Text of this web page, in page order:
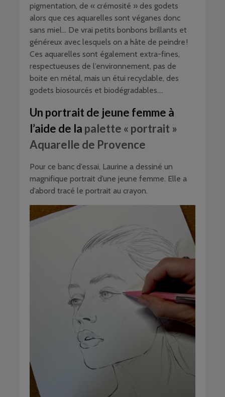
pigmentation, de « crémosité » des godets
alors que ces aquarelles sont véganes donc
sans miel… De vrai petits bonbons brillants et
généreux avec lesquels on a hâte de peindre !
Ces aquarelles sont également extra-fines,
respectueuses de l’environnement, pas de
boite en métal, mais un étui recyclable, des
godets biosourcés et biodégradables….
Un portrait de jeune femme à
l’aide de la palette « portrait »
Aquarelle de Provence
Pour ce banc d’essai, Laurine a dessiné un
magnifique portrait d’une jeune femme. Elle a
d’abord tracé le portrait au crayon.